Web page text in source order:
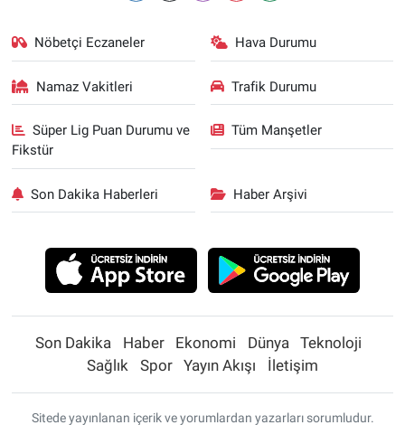
Nöbetçi Eczaneler Hava Durumu
Namaz Vakitleri Trafik Durumu
Süper Lig Puan Durumu ve
Fikstür
Tüm Manşetler
Son Dakika Haberleri Haber Arşivi
Son Dakika Haber Ekonomi Dünya
Teknoloji
Sağlık
Spor Yayın Akışı İletişim
Sitede yayınlanan içerik ve yorumlardan yazarları sorumludur.